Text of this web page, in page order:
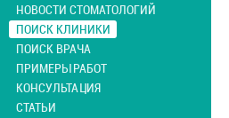
НОВОСТИ СТОМАТОЛОГИЙ
ПОИСК КЛИНИКИ
ПОИСК ВРАЧА
ПРИМЕРЫ РАБОТ
КОНСУЛЬТАЦИЯ
СТАТЬИ